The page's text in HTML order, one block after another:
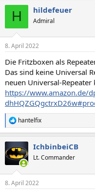
H hildefeuer
Admiral
8. April 2022
Die Fritzboxen als
Das sind keine Universal
neuen Universal-Repeater
https://www.amazon.de/
R
e
k
t
e
hantelfix
IchbinbeiCB
Lt. Commander
8. April 2022